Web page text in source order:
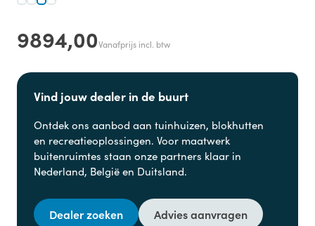
9894,00Vanafprijs incl. btw
Vind jouw dealer in de buurt
Ontdek ons aanbod aan tuinhuizen, blokhutten
en recreatieoplossingen. Voor maatwerk
buitenruimtes staan onze partners klaar in
Nederland, België en Duitsland.
Dealer zoeken Advies aanvragen